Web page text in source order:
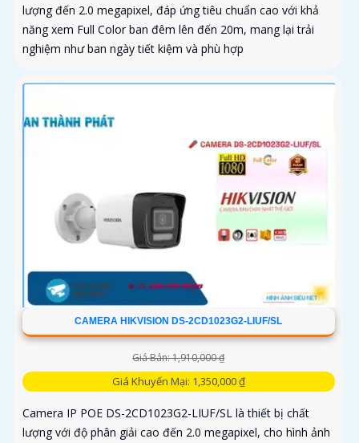
lượng đến 2.0 megapixel, đáp ứng tiêu chuẩn cao với khả
năng xem Full Color ban đêm lên đến 20m, mang lại trải
nghiệm như ban ngày tiết kiệm và phù hợp
CAMERA HIKVISION DS-2CD1023G2-LIUF/SL
Giá Bán: 1,910,000 ₫
Giá Khuyến Mại: 1,350,000 ₫
Camera IP POE DS-2CD1023G2-LIUF/SL là thiết bị chất
lượng với độ phân giải cao đến 2.0 megapixel, cho hình ảnh